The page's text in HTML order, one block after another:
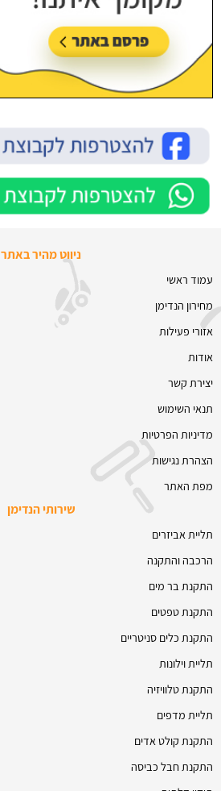
ניווט מהיר באתר
עמוד ראשי
מחירון הנדימן
אזורי פעילות
אודות
יצירת קשר
תנאי השימוש
מדיניות הפרטיות
הצהרת נגישות
מפת האתר
שירותי הנדימן
תליית אביזרים
הרכבה והתקנה
התקנת בר מים
התקנת טפטים
התקנת כלים סניטריים
תליית וילונות
התקנת טלוויזיה
תליית מדפים
התקנת קולט אדים
התקנת חבל כביסה